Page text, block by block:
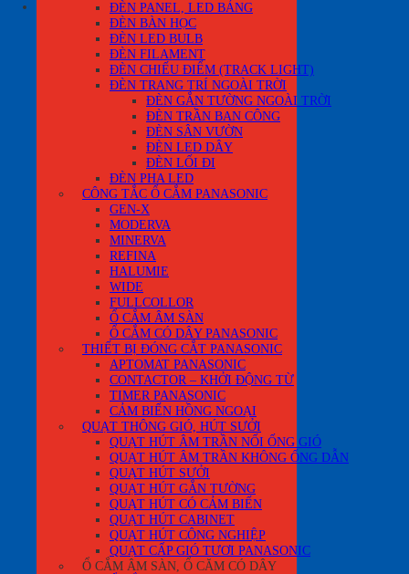
ĐÈN PANEL, LED BẢNG
ĐÈN BÀN HỌC
ĐÈN LED BULB
ĐÈN FILAMENT
ĐÈN CHIẾU ĐIỂM (TRACK LIGHT)
ĐÈN TRANG TRÍ NGOÀI TRỜI
ĐÈN GẮN TƯỜNG NGOÀI TRỜI
ĐÈN TRẦN BAN CÔNG
ĐÈN SÂN VƯỜN
ĐÈN LED DÂY
ĐÈN LỐI ĐI
ĐÈN PHA LED
CÔNG TẮC Ổ CẮM PANASONIC
GEN-X
MODERVA
MINERVA
REFINA
HALUMIE
WIDE
FULLCOLLOR
Ổ CẮM ÂM SÀN
Ổ CẮM CÓ DÂY PANASONIC
THIẾT BỊ ĐÓNG CẮT PANASONIC
APTOMAT PANASONIC
CONTACTOR – KHỞI ĐỘNG TỪ
TIMER PANASONIC
CẢM BIẾN HỒNG NGOẠI
QUẠT THÔNG GIÓ, HÚT SƯỞI
QUẠT HÚT ÂM TRẦN NỐI ỐNG GIÓ
QUẠT HÚT ÂM TRẦN KHÔNG ỐNG DẪN
QUẠT HÚT SƯỞI
QUẠT HÚT GẮN TƯỜNG
QUẠT HÚT CÓ CẢM BIẾN
QUẠT HÚT CABINET
QUẠT HÚT CÔNG NGHIỆP
QUẠT CẤP GIÓ TƯƠI PANASONIC
Ổ CẮM ÂM SÀN, Ổ CĂM CÓ DÂY